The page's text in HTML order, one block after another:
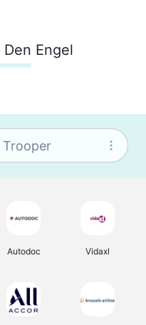
Den Engel
Autodoc Vidaxl